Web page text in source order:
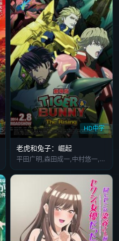
HD中字
老虎和兔子：崛起
平田广明,森田成一,中村悠一,寿美菜子,游佐浩二,津田健次郎,冈本信彦